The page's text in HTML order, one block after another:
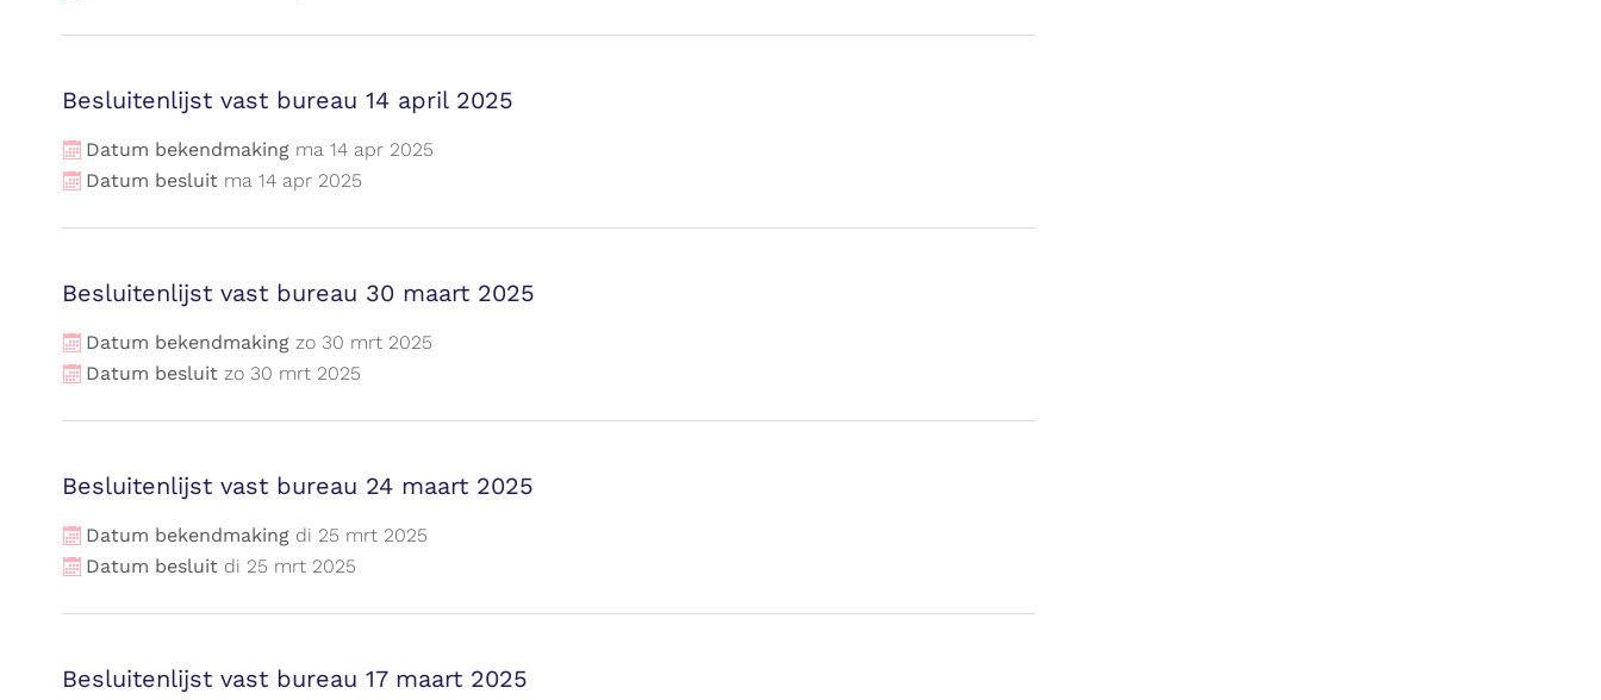
Besluitenlijst vast bureau 14 april 2025
Datum bekendmaking ma 14 apr 2025
Datum besluit ma 14 apr 2025
Besluitenlijst vast bureau 30 maart 2025
Datum bekendmaking zo 30 mrt 2025
Datum besluit zo 30 mrt 2025
Besluitenlijst vast bureau 24 maart 2025
Datum bekendmaking di 25 mrt 2025
Datum besluit di 25 mrt 2025
Besluitenlijst vast bureau 17 maart 2025